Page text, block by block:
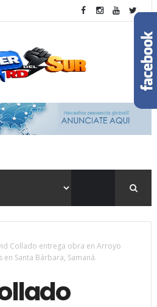
Collado entrega obra en Arroyo
Santa Bárbara, Samaná.